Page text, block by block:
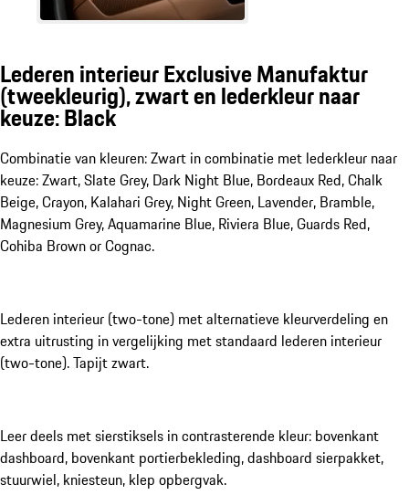
Lederen interieur Exclusive Manufaktur
(tweekleurig), zwart en lederkleur naar
keuze: Black
Combinatie van kleuren: Zwart in combinatie met lederkleur naar
keuze: Zwart, Slate Grey, Dark Night Blue, Bordeaux Red, Chalk
Beige, Crayon, Kalahari Grey, Night Green, Lavender, Bramble,
Magnesium Grey, Aquamarine Blue, Riviera Blue, Guards Red,
Cohiba Brown or Cognac.
Lederen interieur (two-tone) met alternatieve kleurverdeling en
extra uitrusting in vergelijking met standaard lederen interieur
(two-tone). Tapijt zwart.
Leer deels met sierstiksels in contrasterende kleur: bovenkant
dashboard, bovenkant portierbekleding, dashboard sierpakket,
stuurwiel, kniesteun, klep opbergvak.